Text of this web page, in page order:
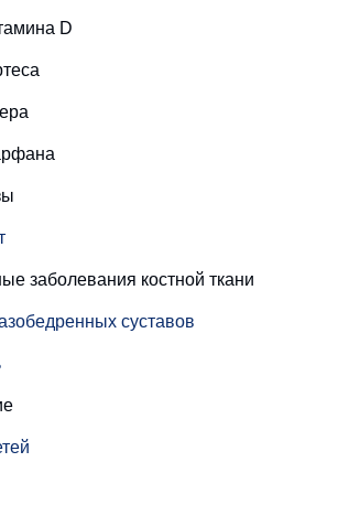
D
заболевания костной ткани
суставов